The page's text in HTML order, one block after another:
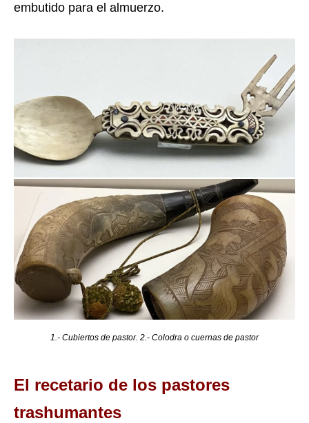
embutido para el almuerzo.
1.- Cubiertos de pastor. 2.- Colodra o cuernas de pastor
El recetario de los pastores
trashumantes